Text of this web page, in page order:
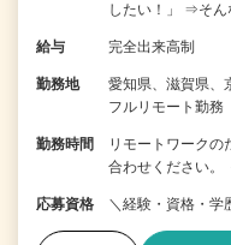
したい！」 ⇒そ
給与 完全出来高制
勤務地
愛知県、滋賀県
フルリモート勤務
勤務時間
リモートワークの
合わせください。
応募資格 ＼経験・資格・学